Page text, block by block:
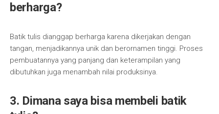
berharga?
Batik tulis dianggap berharga karena dikerjakan dengan
tangan, menjadikannya unik dan berornamen tinggi. Proses
pembuatannya yang panjang dan keterampilan yang
dibutuhkan juga menambah nilai produksinya.
3. Dimana saya bisa membeli batik